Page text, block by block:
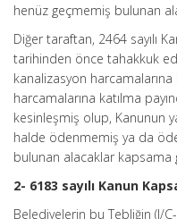
henüz geçmemiş bulunan
Diğer taraftan, 2464 sayılı
tarihinden önce tahakkuk
kanalizasyon harcamalarına
harcamalarına katılma
kesinleşmiş olup, Kanunun
halde ödenmemiş ya da
bulunan alacaklar kapsama
2- 6183 sayılı Kanun
Belediyelerin bu Tebliğin (I/